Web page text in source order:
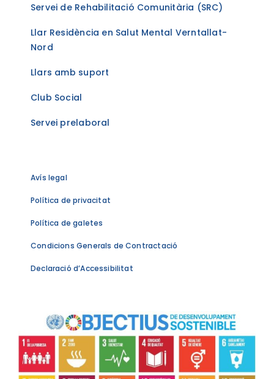
Servei de Rehabilitació Comunitària (SRC)
Llar Residència en Salut Mental Verntallat-
Nord
Llars amb suport
Club Social
Servei prelaboral
Avís legal
Política de privacitat
Política de galetes
Condicions Generals de Contractació
Declaració d’Accessibilitat